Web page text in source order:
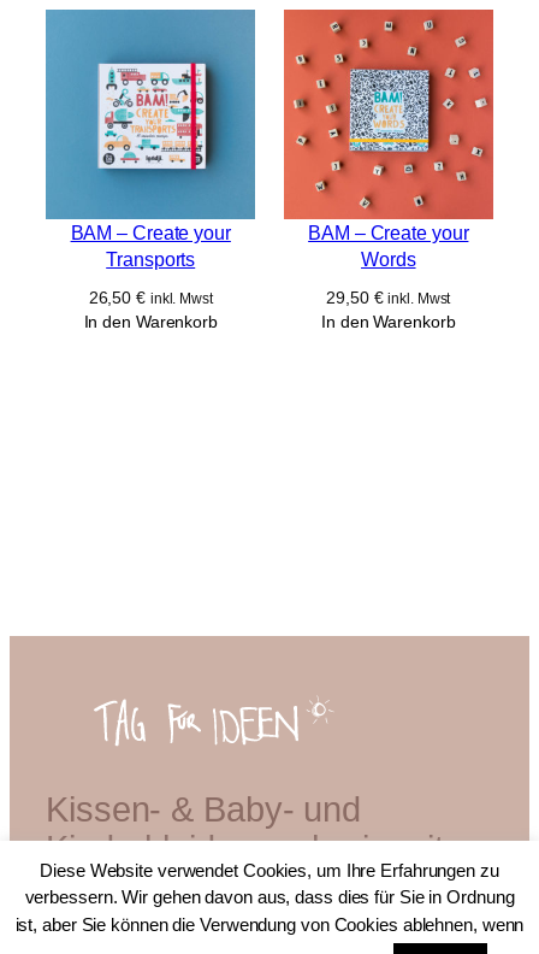
BAM – Create your
Transports
26,50€ inkl. Mwst
In den Warenkorb
BAM – Create your
Words
29,50 € inkl. Mwst
In den Warenkorb
Kissen- & Baby- und
Kinderkleidermacherin mit
Diplom
Diese Website verwendet Cookies, um Ihre Erfahrungen zu
verbessern. Wir gehen davon aus, dass dies für Sie in Ordnung
ist, aber Sie können die Verwendung von Cookies ablehnen, wenn